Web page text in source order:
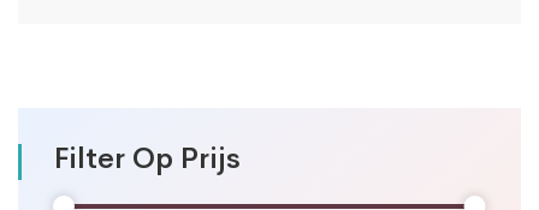
Filter Op Prijs